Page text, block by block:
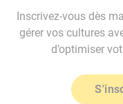
Inscrivez-vous dès
gérer vos cultures
d’optimiser